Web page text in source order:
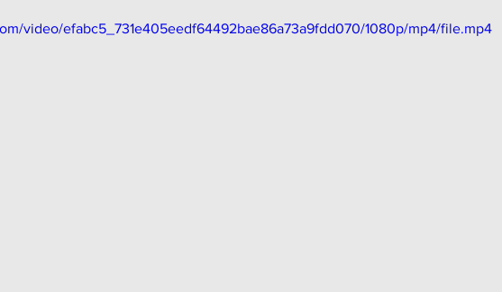
video/efabc5_731e405eedf64492bae86a73a9fdd070/1080p/mp4/file.mp4